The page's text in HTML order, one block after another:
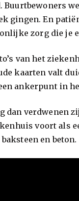
Buurtbewoners
gingen. En
zorg die je
van het
kaarten valt
ankerpunt in
dan verdwenen
voort als
en beton.